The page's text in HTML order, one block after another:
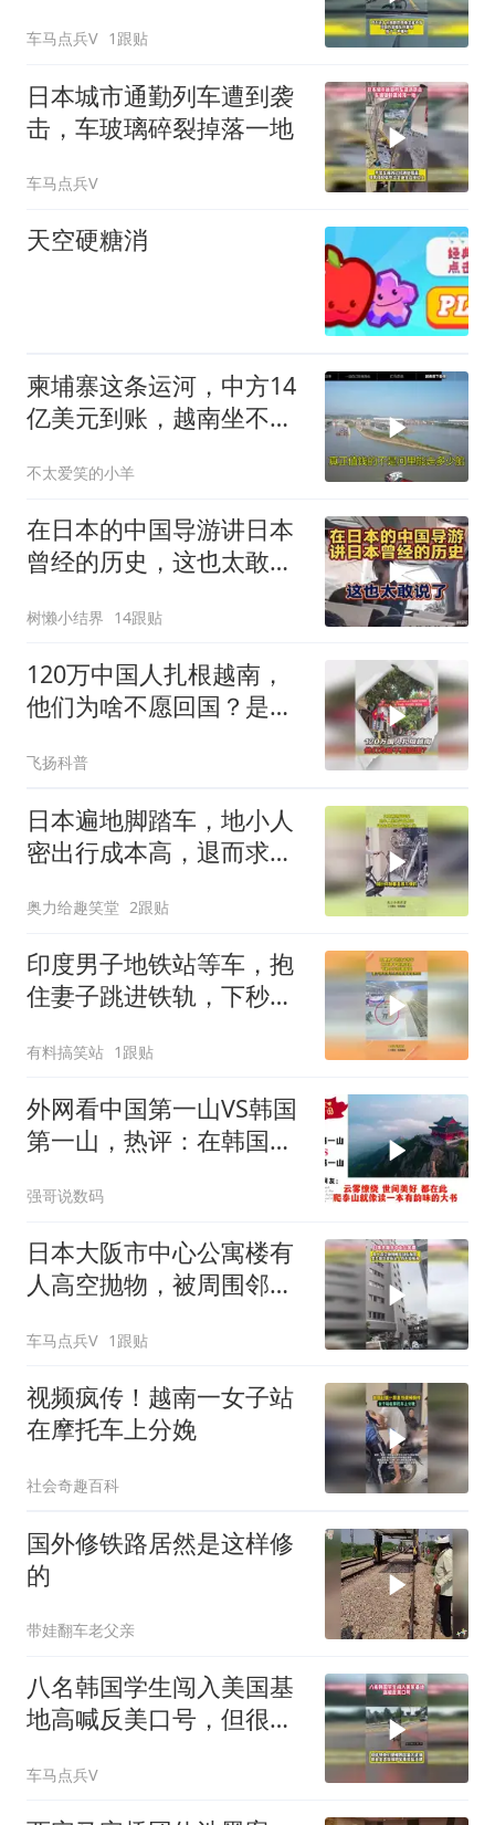
车马点兵V 1跟贴
日本城市通勤列车遭到袭
击，车玻璃碎裂掉落一地
车马点兵V
天空硬糖消
柬埔寨这条运河，中方14
亿美元到账，越南坐不住
不太爱笑的小羊
在日本的中国导游讲日本
曾经的历史，这也太敢说
树懒小结界 14跟贴
120万中国人扎根越南，
他们为啥不愿回国？是那
飞扬科普
日本遍地脚踏车，地小人
密出行成本高，退而求其
奥力给趣笑堂 2跟贴
印度男子地铁站等车，抱
住妻子跳进铁轨，下秒火
有料搞笑站 1跟贴
外网看中国第一山VS韩国
第一山，热评：在韩国土
强哥说数码
日本大阪市中心公寓楼有
人高空抛物，被周围邻居
车马点兵V 1跟贴
视频疯传！越南一女子站
在摩托车上分娩
社会奇趣百科
国外修铁路居然是这样修
的
带娃翻车老父亲
八名韩国学生闯入美国基
地高喊反美口号，但很快
车马点兵V